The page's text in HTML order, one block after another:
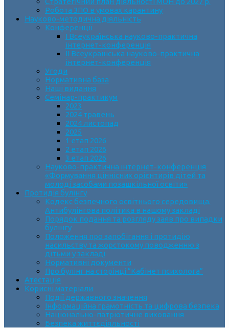
Робота ЗПО в умовах карантину
Науково-методична діяльність
Конференції
І Всеукраїнська науково-практична
інтернет-конференція
ІІ Всеукраїнська науково-практична
інтернет-конференція
Угоди
Нормативна база
Наші видання
Семінар-практикум
2023
2024 травень
2024 листопад
2025
1 етап 2026
2 етап 2026
3 етап 2026
Науково-практична інтернет-конференція
«Формування ціннісних орієнтирів дітей та
молоді засобами позашкільної освіти»
Протидія булінгу
Кодекс безпечного освітнього середовища.
Антибулінгова політика в нашому закладі
Порядок подання та розгляду заяв про випадки
булінгу
Положення про запобігання і протидію
насильству та жорстокому поводженню з
дітьми у закладі
Нормативні документи
Про булінг на сторінці “Кабінет психолога”
Атестація
Корисні матеріали
Події державного значення
Інформаційна грамотність та цифрова безпека
Національно-патріотичне виховання
Безпека життєдіяльності